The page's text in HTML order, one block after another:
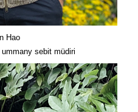
Hao
sebit müdiri